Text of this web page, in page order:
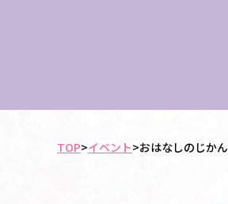
TOP>イベント>おはなしのじかん